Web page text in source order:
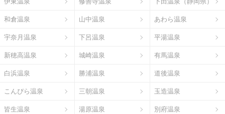
和倉温泉 山中温泉 あわら温泉
宇奈月温泉 下呂温泉 平湯温泉
新穂高温泉 城崎温泉 有馬温泉
白浜温泉 勝浦温泉 道後温泉
こんぴら温泉 三朝温泉 玉造温泉
皆生温泉 湯原温泉 別府温泉